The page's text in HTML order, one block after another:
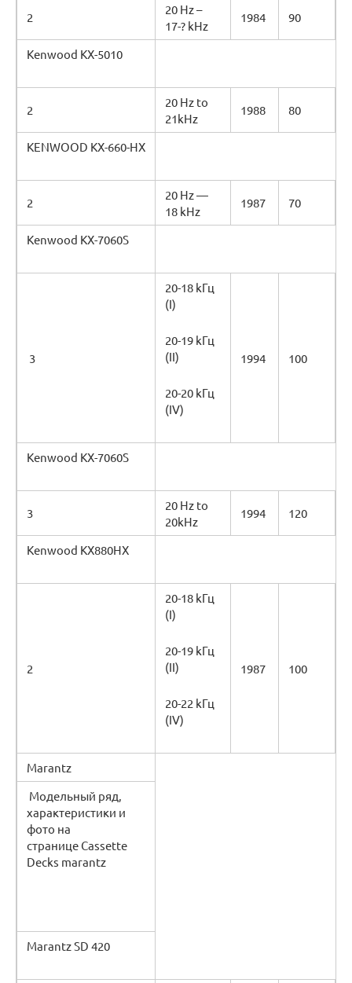
2
20 Hz –
17-? kHz
1984 90
Kenwood KX-5010
2
20 Hz to
21kHz
1988 80
KENWOOD KX-660-HX
2
20 Hz —
18 kHz
1987 70
Kenwood KX-7060S
3
20-18 kГц
(I)
20-19 kГц
(II)
20-20 kГц
(IV)
1994 100
Kenwood KX-7060S
3
20 Hz to
20kHz
1994 120
Kenwood KX880HX
2
20-18 kГц
(I)
20-19 kГц
(II)
20-22 kГц
(IV)
1987 100
Marantz
Модельный ряд,
характеристики и
фото на
странице Cassette
Decks marantz
Marantz SD 420